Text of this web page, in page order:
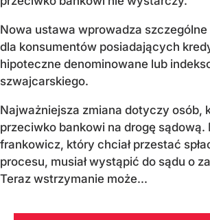
Nowa ustawa wprowadza
dla konsumentów posiadających
hipoteczne denominowane lub
szwajcarskiego.
Najważniejsza zmiana dotyczy osób,
przeciwko bankowi na drogę sądową.
frankowicz, który chciał przestać
procesu, musiał wystąpić do sądu o
Teraz wstrzymanie może...